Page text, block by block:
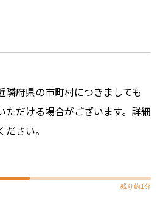
府県の市町村につきましても
ただける場合がございます。詳細
さい。
残り約1分